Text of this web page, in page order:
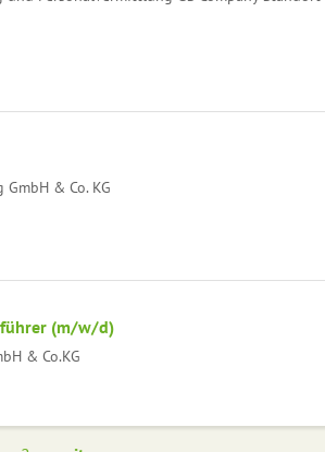
& Co. KG
(m/w/d)
& Co.KG